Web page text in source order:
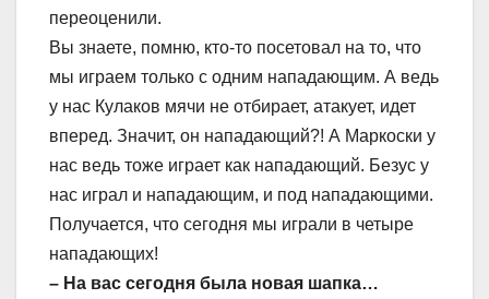
переоценили.
Вы знаете, помню, кто-то посетовал на то, что
мы играем только с одним нападающим. А ведь
у нас Кулаков мячи не отбирает, атакует, идет
вперед. Значит, он нападающий?! А Маркоски у
нас ведь тоже играет как нападающий. Безус у
нас играл и нападающим, и под нападающими.
Получается, что сегодня мы играли в четыре
нападающих!
– На вас сегодня была новая шапка…